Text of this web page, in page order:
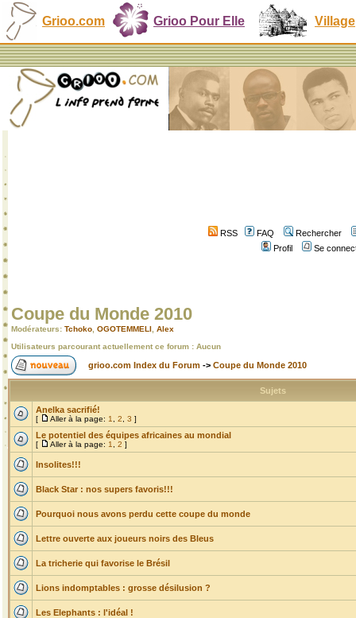
Grioo.com Grioo Pour Elle Village
RSS FAQ
Rechercher
Profil
Se
Coupe du Monde 2010
Modérateurs: Tchoko OGOTEMMELI Alex
Utilisateurs parcourant actuellement ce forum : Aucun
grioo.com Index du Forum -> Coupe du Monde 2010
Sujets
Anelka sacrifié!
[ Aller à la page: 1 2 3 ]
Le potentiel des équipes africaines au mondial
[ Aller à la page: 1 2 ]
Insolites!!!
Black Star : nos supers favoris!!!
Pourquoi nous avons perdu cette coupe du monde
Lettre ouverte aux joueurs noirs des Bleus
La tricherie qui favorise le Brésil
Lions indomptables : grosse désilusion ?
Les Elephants : l'idéal !